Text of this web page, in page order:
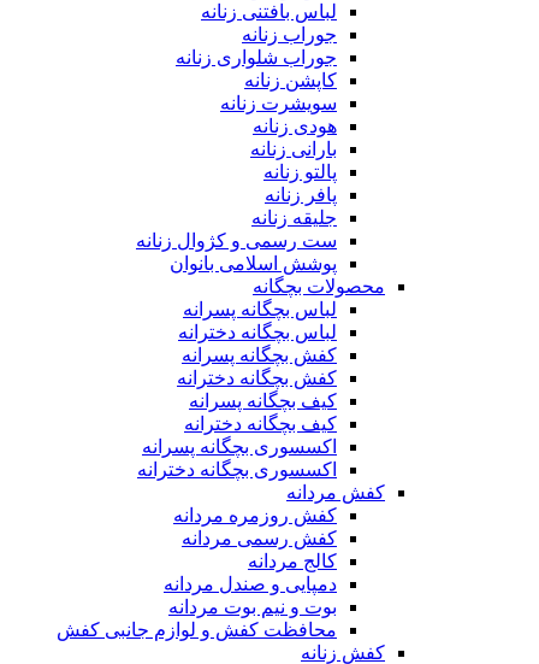
لباس بافتنی زنانه
جوراب زنانه
جوراب شلواری زنانه
کاپشن زنانه
سویشرت زنانه
هودی زنانه
بارانی زنانه
پالتو زنانه
پافر زنانه
جلیقه زنانه
ست رسمی و کژوال زنانه
پوشش اسلامی بانوان
محصولات بچگانه
لباس بچگانه پسرانه
لباس بچگانه دخترانه
کفش بچگانه پسرانه
کفش بچگانه دخترانه
کیف بچگانه پسرانه
کیف بچگانه دخترانه
اکسسوری بچگانه پسرانه
اکسسوری بچگانه دخترانه
کفش مردانه
کفش روزمره مردانه
کفش رسمی مردانه
کالج مردانه
دمپایی و صندل مردانه
بوت و نیم بوت مردانه
محافظت کفش و لوازم جانبی کفش
کفش زنانه